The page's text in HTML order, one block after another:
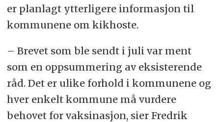
er planlagt ytterligere informasjon til
kommunene om kikhoste.
– Brevet som ble sendt i juli var ment
som en oppsummering av eksisterende
råd. Det er ulike forhold i kommunene og
hver enkelt kommune må vurdere
behovet for vaksinasjon, sier Fredrik